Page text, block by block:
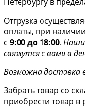
Отгрузка
оплаты, при
с 9:00 до 18:00. Наши
свяжутся с вами в
Возможна доставка
Забрать товар со
приобрести товар в